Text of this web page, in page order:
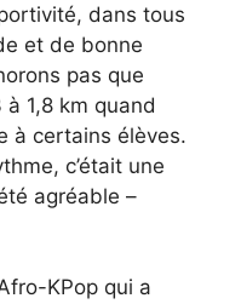
dans tous
et de bonne
pas que
à 1,8 km quand
à certains élèves.
c’était une
agréable –
KPop qui a